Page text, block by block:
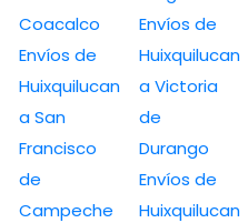
Coacalco
Envíos de
Huixquilucan
a San
Francisco
de
Campeche
Envíos de
Huixquilucan
a Victoria
de
Durango
Envíos de
Huixquilucan